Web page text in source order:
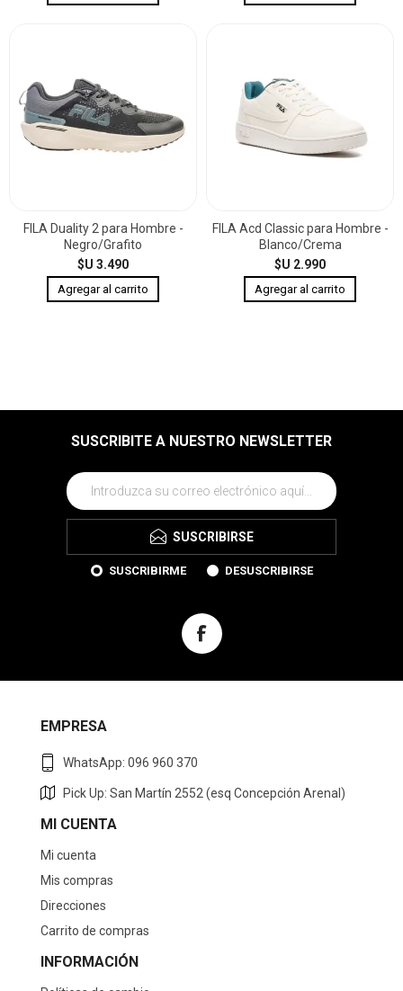
FILA Duality 2 para Hombre -
Negro/Grafito
$U 3.490
FILA Acd Classic para Hombre -
Blanco/Crema
$U 2.990
SUSCRIBITE A NUESTRO NEWSLETTER
SUSCRIBIRSE
SUSCRIBIRME DESUSCRIBIRSE
EMPRESA
WhatsApp: 096 960 370
Pick Up: San Martín 2552 (esq Concepción Arenal)
MI CUENTA
Mi cuenta
Mis compras
Direcciones
Carrito de compras
INFORMACIÓN